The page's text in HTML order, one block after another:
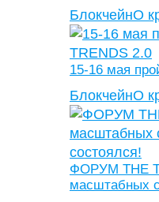
БлокчейнО
15-16 мая
БлокчейнО
ФОРУМ THE
масштабных